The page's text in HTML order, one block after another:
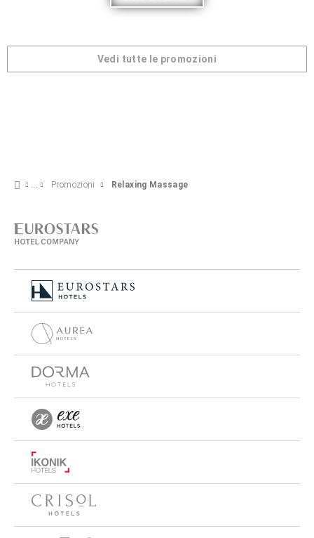
Vedi tutte le promozioni
Promozioni Relaxing Massage